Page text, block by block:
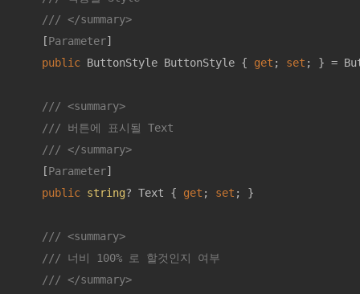
/// </summary>
    [
Parameter]
public ButtonStyle ButtonStyle { get ; set ; } =
/// <summary>
/// 버튼에 표시될 Text
/// </summary>
    [
Parameter]
public string? Text { get ; set ; }
/// <summary>
/// 너비 100% 로 할것인지 여부
/// </summary>